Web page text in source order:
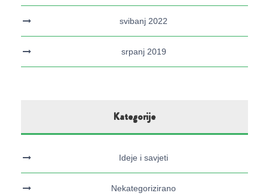
svibanj 2022
srpanj 2019
Kategorije
Ideje i savjeti
Nekategorizirano